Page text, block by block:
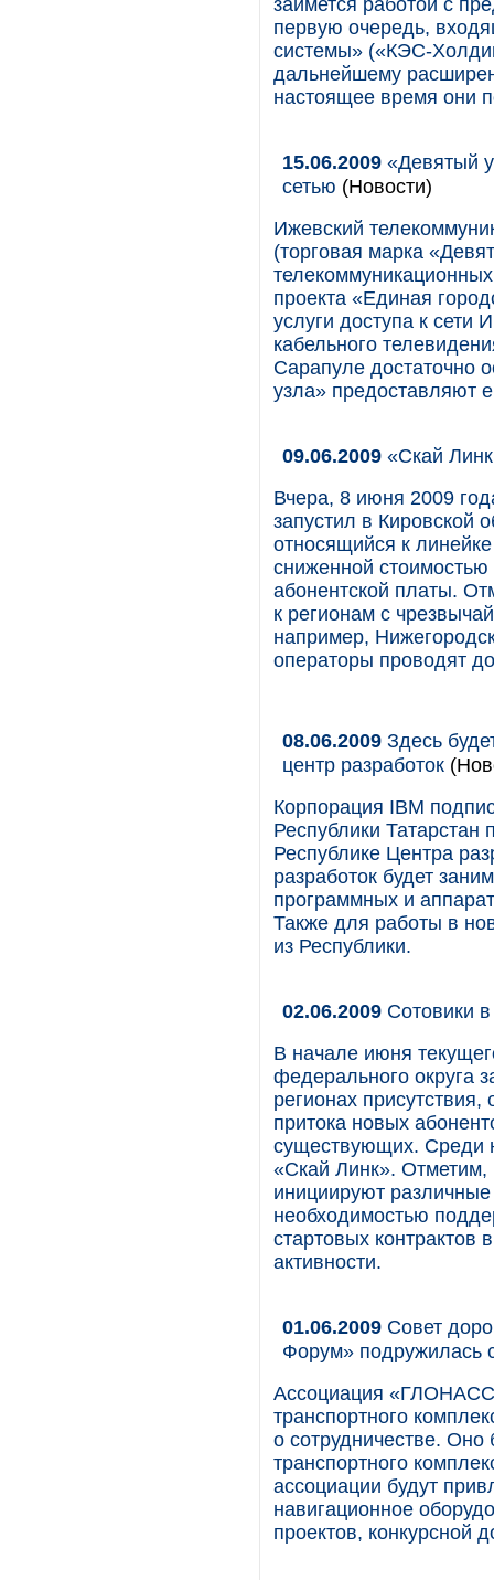
займется работой с
первую очередь,
системы» («КЭС-
дальнейшему
настоящее время они
15.06.2009 «Девятый
сетью (Новости)
Ижевский
(торговая марка
проекта «Единая
услуги доступа к сети
кабельного
Сарапуле достаточно
узла» предоставляют
09.06.2009 «Скай
Вчера, 8 июня 2009
запустил в Кировской
относящийся к
сниженной стоимостью
абонентской платы.
к регионам с
например,
операторы проводят
08.06.2009 Здесь
центр разработок
Корпорация IBM
Республики Татарстан
Республике Центра
разработок будет
программных и
Также для работы в
из Республики.
02.06.2009 Сотовики
В начале июня
федерального округа
регионах
притока новых
существующих. Среди
«Скай Линк». Отметим,
инициируют
необходимостью
стартовых контрактов
активности.
01.06.2009 Совет
Форум» подружилась
Ассоциация
транспортного
о сотрудничестве.
транспортного
ассоциации будут
навигационное
проектов, конкурсной